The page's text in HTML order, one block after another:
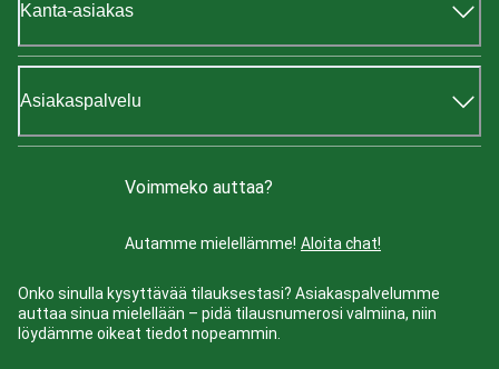
Kanta-asiakas
Asiakaspalvelu
Voimmeko auttaa?
Autamme mielellämme! Aloita chat!
Onko sinulla kysyttävää tilauksestasi? Asiakaspalvelumme
auttaa sinua mielellään – pidä tilausnumerosi valmiina, niin
löydämme oikeat tiedot nopeammin.